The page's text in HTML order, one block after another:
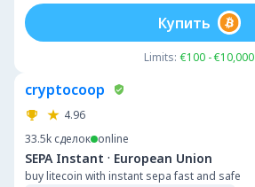
Limits: €100 - €10,000
Купить
cryptocoop
4.96
33.5k сделок online
SEPA Instant · European Union
buy litecoin with instant sepa fast and safe